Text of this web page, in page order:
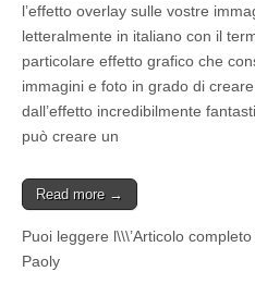
l’effetto overlay sulle vostre
letteralmente in italiano con il
particolare effetto grafico che
immagini e foto in grado di
dall’effetto incredibilmente
può creare un
Read more →
Puoi leggere l\\\’Articolo
Paoly